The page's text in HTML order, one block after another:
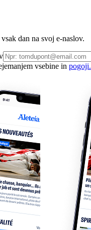
dan na svoj e-naslov.
vsebine in pogoji.